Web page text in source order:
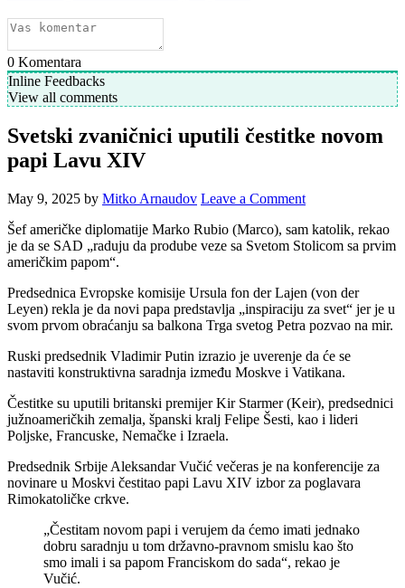
0 Komentara
Inline Feedbacks
View all comments
Svetski zvaničnici uputili čestitke novom
papi Lavu XIV
May 9, 2025 by Mitko Arnaudov Leave a Comment
Šef američke diplomatije Marko Rubio (Marco), sam katolik, rekao
je da se SAD „raduju da prodube veze sa Svetom Stolicom sa prvim
američkim papom“.
Predsednica Evropske komisije Ursula fon der Lajen (von der
Leyen) rekla je da novi papa predstavlja „inspiraciju za svet“ jer je u
svom prvom obraćanju sa balkona Trga svetog Petra pozvao na mir.
Ruski predsednik Vladimir Putin izrazio je uverenje da će se
nastaviti konstruktivna saradnja između Moskve i Vatikana.
Čestitke su uputili britanski premijer Kir Starmer (Keir), predsednici
južnoameričkih zemalja, španski kralj Felipe Šesti, kao i lideri
Poljske, Francuske, Nemačke i Izraela.
Predsednik Srbije Aleksandar Vučić večeras je na konferencije za
novinare u Moskvi čestitao papi Lavu XIV izbor za poglavara
Rimokatoličke crkve.
„Čestitam novom papi i verujem da ćemo imati jednako
dobru saradnju u tom državno-pravnom smislu kao što
smo imali i sa papom Franciskom do sada“, rekao je
Vučić.